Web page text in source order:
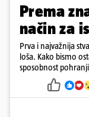
Prema
način za
Prva i najvažnija
loša. Kako bismo
sposobnost